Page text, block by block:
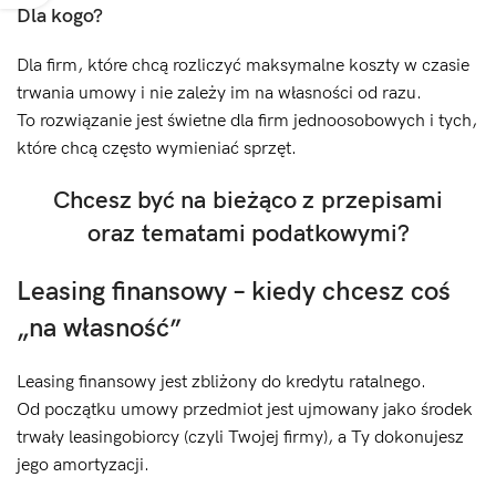
Dla kogo?
Dla firm, które chcą rozliczyć maksymalne koszty w czasie
trwania umowy i nie zależy im na własności od razu.
To rozwiązanie jest świetne dla firm jednoosobowych i tych,
które chcą często wymieniać sprzęt.
Chcesz być na bieżąco z przepisami
oraz tematami podatkowymi?
Leasing finansowy – kiedy chcesz coś
„na własność”
Leasing finansowy jest zbliżony do kredytu ratalnego.
Od początku umowy przedmiot jest ujmowany jako środek
trwały leasingobiorcy (czyli Twojej firmy), a Ty dokonujesz
jego amortyzacji.